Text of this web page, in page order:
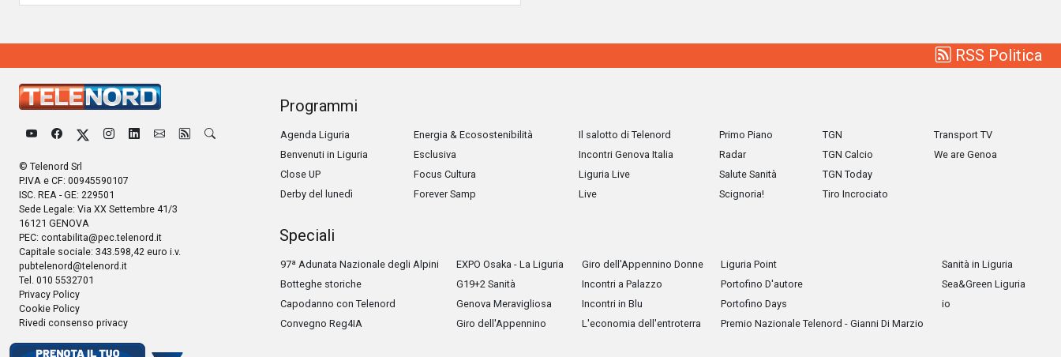
RSS Politica
© Telenord Srl
P.IVA e CF: 00945590107
ISC. REA - GE: 229501
Sede Legale: Via XX Settembre 41/3
16121 GENOVA
PEC: contabilita@pec.telenord.it
Capitale sociale: 343.598,42 euro i.v.
pubtelenord@telenord.it
Tel. 010 5532701
Privacy Policy
Cookie Policy
Rivedi consenso privacy
Programmi
Agenda Liguria
Benvenuti in Liguria
Close UP
Derby del lunedì
Energia & Ecosostenibilità
Esclusiva
Focus Cultura
Forever Samp
Il salotto di Telenord
Incontri Genova Italia
Liguria Live
Live
Primo Piano
Radar
Salute Sanità
Scignoria!
TGN
TGN Calcio
TGN Today
Tiro Incrociato
Transport TV
We are Genoa
Speciali
97ª Adunata Nazionale degli Alpini
Botteghe storiche
Capodanno con Telenord
Convegno Reg4IA
EXPO Osaka - La Liguria
G19+2 Sanità
Genova Meravigliosa
Giro dell'Appennino
Giro dell'Appennino Donne
Incontri a Palazzo
Incontri in Blu
L'economia dell'entroterra
Liguria Point
Portofino D'autore
Portofino Days
Premio Nazionale Telenord - Gianni Di Marzio
Sanità in Liguria
Sea&Green Liguria
io